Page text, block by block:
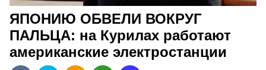
ЯПОНИЮ ОБВЕЛИ ВОКРУГ
ПАЛЬЦА: на Курилах работают
американские электростанции